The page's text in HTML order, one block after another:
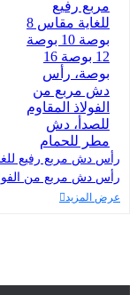
رأس دش مربع من
عرض المزيد